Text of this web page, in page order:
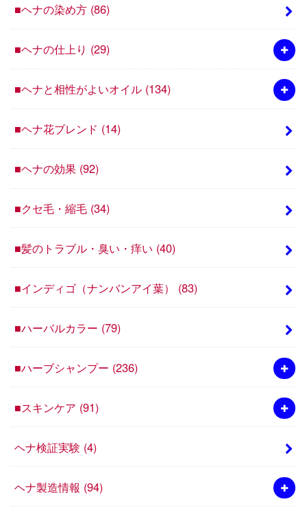
■ヘナの染め方 (86)
■ヘナの仕上り (29)
■ヘナと相性がよいオイル (134)
■ヘナ花ブレンド (14)
■ヘナの効果 (92)
■クセ毛・縮毛 (34)
■髪のトラブル・臭い・痒い (40)
■インディゴ（ナンバンアイ葉） (83)
■ハーバルカラー (79)
■ハーブシャンプー (236)
■スキンケア (91)
ヘナ検証実験 (4)
ヘナ製造情報 (94)